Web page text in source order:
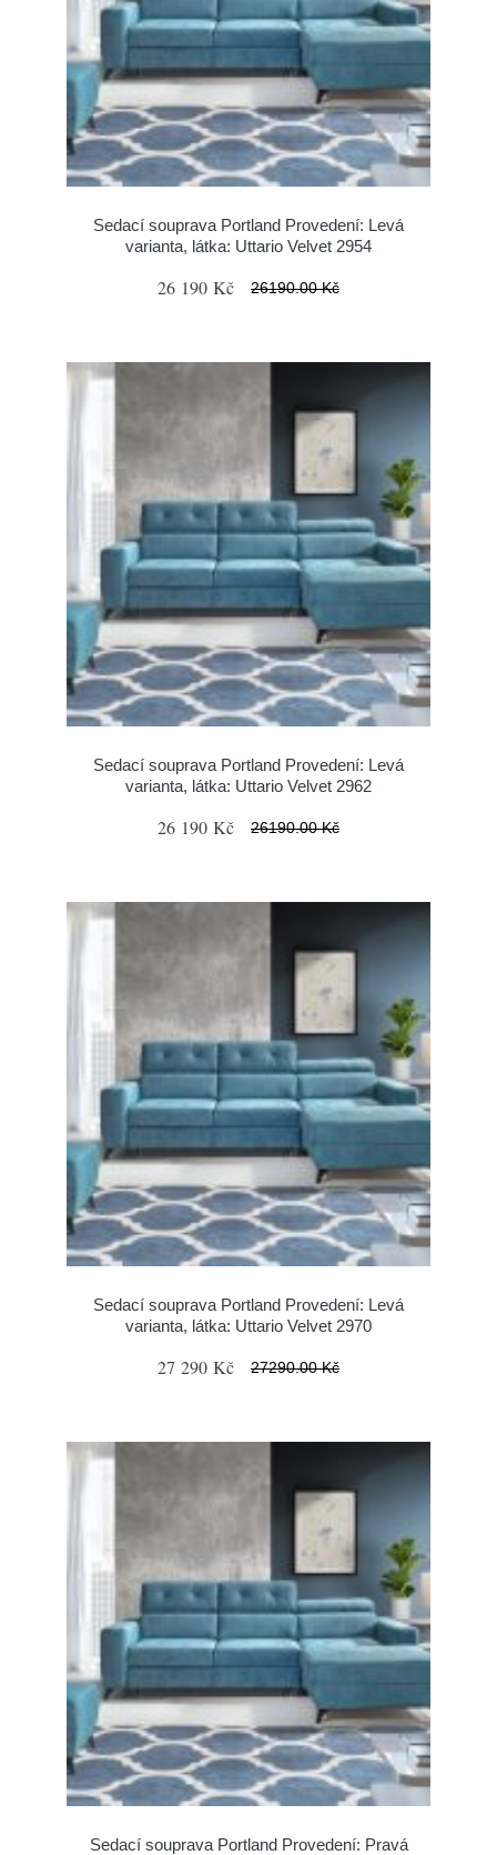
Sedací souprava Portland Provedení: Levá
varianta, látka: Uttario Velvet 2954
26 190 Kč 26190.00 Kč
Sedací souprava Portland Provedení: Levá
varianta, látka: Uttario Velvet 2962
26 190 Kč 26190.00 Kč
Sedací souprava Portland Provedení: Levá
varianta, látka: Uttario Velvet 2970
27 290 Kč 27290.00 Kč
Sedací souprava Portland Provedení: Pravá